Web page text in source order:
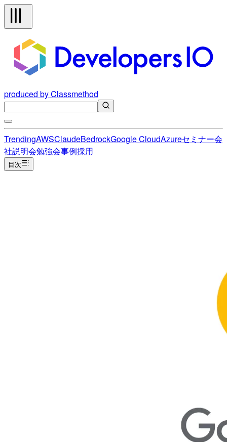
produced by Classmethod
TrendingAWSClaudeBedrockGoogle CloudAzureセミナー会
社説明会勉強会事例採用
目次